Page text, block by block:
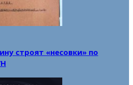
строят «несовки» по